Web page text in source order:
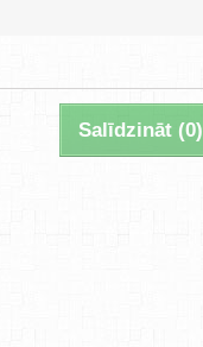
Salīdzināt (0)